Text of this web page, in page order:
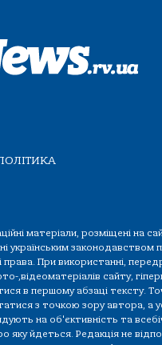
матеріали, розміщені на
українським законодавством
права. При використанні,
,відеоматеріалів сайту,
в першому абзаці тексту.
з точкою зору автора, а
на об'єктивність та
яку йдеться. Редакція не